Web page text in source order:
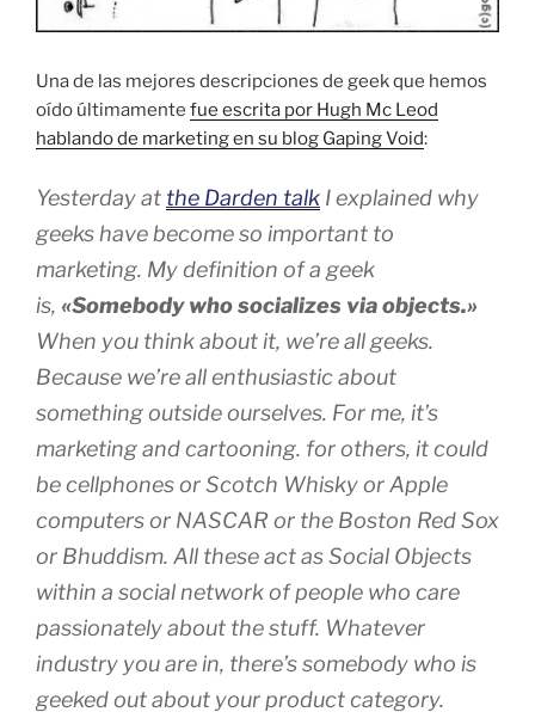
Una de las mejores descripciones de geek que hemos
oído últimamente fue escrita por Hugh Mc Leod
hablando de marketing en su blog Gaping Void:
Yesterday at the Darden talk I explained why
geeks have become so important to
marketing. My definition of a geek
is, «Somebody who socializes via objects.»
When you think about it, we’re all geeks.
Because we’re all enthusiastic about
something outside ourselves. For me, it’s
marketing and cartooning. for others, it could
be cellphones or Scotch Whisky or Apple
computers or NASCAR or the Boston Red Sox
or Bhuddism. All these act as Social Objects
within a social network of people who care
passionately about the stuff. Whatever
industry you are in, there’s somebody who is
geeked out about your product category.